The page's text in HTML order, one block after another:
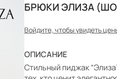
БРЮКИ ЭЛИЗА
Войдите, чтобы увидеть
ОПИСАНИЕ
Стильный пиджак